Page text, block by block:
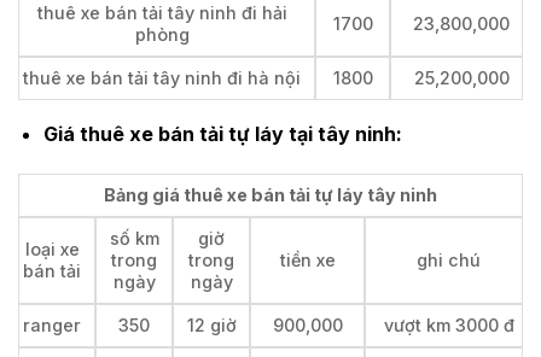
thuê xe bán tải tây ninh đi hải
phòng
1700 23,800,000
thuê xe bán tải tây ninh đi hà nội 1800 25,200,000
Giá thuê xe bán tải tự láy tại tây ninh:
Bảng giá thuê xe bán tải tự láy tây ninh
loại xe
bán tải
số km
trong
ngày
giờ
trong
ngày
tiền xe ghi chú
ranger 350 12 giờ 900,000 vượt km 3000 đ